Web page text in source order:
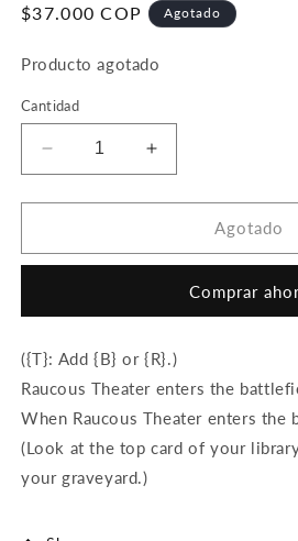
modal
Precio
$37.000 COP Agotado
Producto agotado
Cantidad
Reducir
cantidad
para
Theater
Aumentar
cantidad
para
Raucous
Theater
Agotado
Comprar
({T}: Add {B} or {R}.)
Raucous Theater enters the
When Raucous Theater enters the
(Look at the top card of your
your graveyard.)